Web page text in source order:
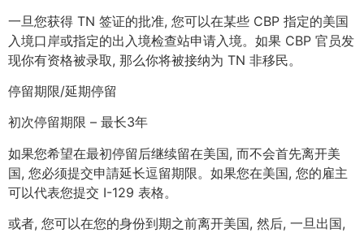
一旦您获得 TN 签证的批准, 您可以在某些 CBP 指定的美国
入境口岸或指定的出入境检查站申请入境。如果 CBP 官员发
现你有资格被录取, 那么你将被接纳为 TN 非移民。
停留期限/延期停留
初次停留期限 – 最长3年
如果您希望在最初停留后继续留在美国, 而不会首先离开美
国, 您必须提交申請延长逗留期限。如果您在美国, 您的雇主
可以代表您提交 I-129 表格。
或者, 您可以在您的身份到期之前离开美国, 然后, 一旦出国,